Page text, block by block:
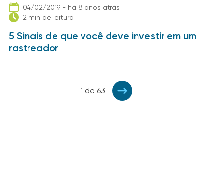
04/02/2019 - há 8 anos atrás
2 min de leitura
5 Sinais de que você deve investir em um
rastreador
1 de 63